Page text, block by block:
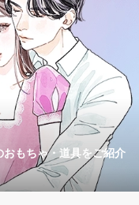
もちゃ・道具をご紹介